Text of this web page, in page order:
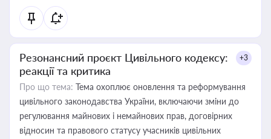
Резонансний проєкт Цивільного кодексу:
реакції та критика
+3
Про що тема: Тема охоплює оновлення та реформування
цивільного законодавства України, включаючи зміни до
регулювання майнових і немайнових прав, договірних
відносин та правового статусу учасників цивільних